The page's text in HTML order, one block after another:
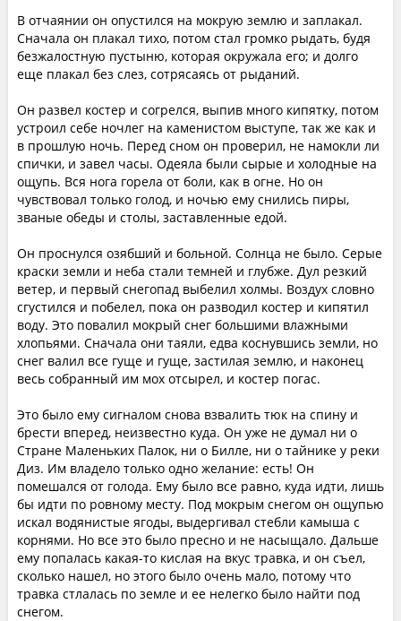
В отчаянии он опустился на мокрую землю и заплакал.
Сначала он плакал тихо, потом стал громко рыдать, будя
безжалостную пустыню, которая окружала его; и долго
еще плакал без слез, сотрясаясь от рыданий.
Он развел костер и согрелся, выпив много кипятку, потом
устроил себе ночлег на каменистом выступе, так же как и
в прошлую ночь. Перед сном он проверил, не намокли ли
спички, и завел часы. Одеяла были сырые и холодные на
ощупь. Вся нога горела от боли, как в огне. Но он
чувствовал только голод, и ночью ему снились пиры,
званые обеды и столы, заставленные едой.
Он проснулся озябший и больной. Солнца не было. Серые
краски земли и неба стали темней и глубже. Дул резкий
ветер, и первый снегопад выбелил холмы. Воздух словно
сгустился и побелел, пока он разводил костер и кипятил
воду. Это повалил мокрый снег большими влажными
хлопьями. Сначала они таяли, едва коснувшись земли, но
снег валил все гуще и гуще, застилая землю, и наконец
весь собранный им мох отсырел, и костер погас.
Это было ему сигналом снова взвалить тюк на спину и
брести вперед, неизвестно куда. Он уже не думал ни о
Стране Маленьких Палок, ни о Билле, ни о тайнике у реки
Диз. Им владело только одно желание: есть! Он
помешался от голода. Ему было все равно, куда идти, лишь
бы идти по ровному месту. Под мокрым снегом он ощупью
искал водянистые ягоды, выдергивал стебли камыша с
корнями. Но все это было пресно и не насыщало. Дальше
ему попалась какая-то кислая на вкус травка, и он съел,
сколько нашел, но этого было очень мало, потому что
травка стлалась по земле и ее нелегко было найти под
снегом.